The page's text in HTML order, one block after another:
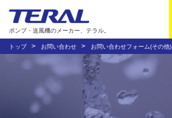
ポンプ・送風機のメーカー、テラル。
トップ お問い合わせ お問い合わせフォーム(その他)